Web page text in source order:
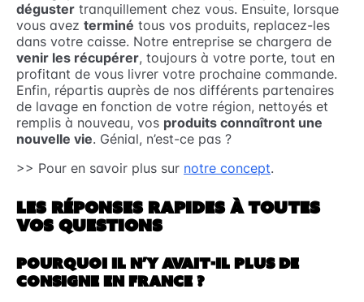
déguster tranquillement chez vous. Ensuite, lorsque
vous avez terminé tous vos produits, replacez-les
dans votre caisse. Notre entreprise se chargera de
venir les récupérer, toujours à votre porte, tout en
profitant de vous livrer votre prochaine commande.
Enfin, répartis auprès de nos différents partenaires
de lavage en fonction de votre région, nettoyés et
remplis à nouveau, vos produits connaîtront une
nouvelle vie. Génial, n’est-ce pas ?
>> Pour en savoir plus sur notre concept.
LES RÉPONSES RAPIDES À TOUTES
VOS QUESTIONS
POURQUOI IL N’Y AVAIT-IL PLUS DE
CONSIGNE EN FRANCE ?